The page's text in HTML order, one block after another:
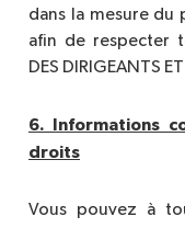
dans la mesure
afin de respecter
DES DIRIGEANTS ET
6. Informations
droits
Vous pouvez à